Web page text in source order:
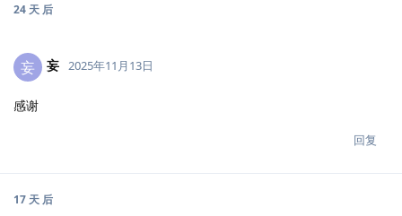
24 天 后
妄 妄 2025年11月13日
感谢
回复
17 天 后